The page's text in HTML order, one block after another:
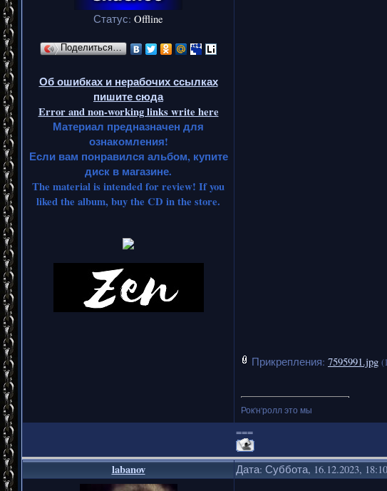
Статус: Offline
Поделиться…
Об ошибках и нерабочих ссылках
пишите сюда
Error and non-working links write here
Материал предназначен для
ознакомления!
Если вам понравился альбом, купите
диск в магазине.
The material is intended for review! If you
liked the album, buy the CD in the store.
Прикрепления: 7595991.jpg
Рок'н'ролл это мы
===
labanov Дата: Суббота, 16.12.2023,